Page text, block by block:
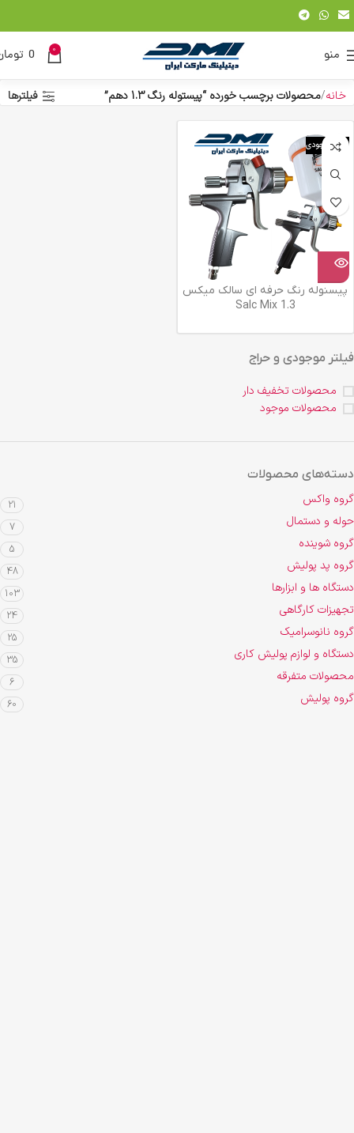
منو 0
0
فیلتر موجودی و حراج
محصولات تخفیف دار
محصولات موجود
دسته‌های محصولات
گروه واکس 21
حوله و دستمال 7
گروه شوینده 5
گروه پد پولیش 48
دستگاه ها و ابزارها 103
تجهیزات کارگاهی 24
گروه نانوسرامیک 25
دستگاه و لوازم پولیش کاری 35
محصولات متفرقه 6
گروه پولیش 60
خانه محصولات برچسب خورده “پیستوله رنگ 1.3 دهم” فیلترها
اتمام موجودی
پیسنوله رنگ حرفه ای سالک میکس
1.3 Salc Mix